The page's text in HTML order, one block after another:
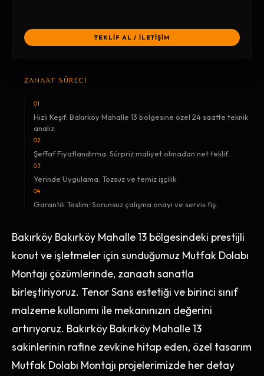
TEKLİF AL / İLETİŞİM
ZANAAT SÜRECİ
01
Hızlı Keşif: Bakırköy Mahalle 13 bölgesine özel 24 saatte teknik
analiz.
02
Şeffaf Fiyatlandırma: Sürpriz maliyet olmadan net teklif.
03
Yerinde Uygulama: Tozsuz ve temiz işçilik.
04
Garantili Teslim: Sorunsuz çalışma onayı ve servis fişi.
Bakırköy Bakırköy Mahalle 13 bölgesindeki prestijli
konut ve işletmeler için sunduğumuz Mutfak Dolabı
Montajı çözümlerinde, zanaatı sanatla
birleştiriyoruz. Tenor Sans estetiği ve birinci sınıf
malzeme kullanımı ile mekanınızın değerini
artırıyoruz. Bakırköy Bakırköy Mahalle 13
sakinlerinin rafine zevkine hitap eden, özel tasarım
Mutfak Dolabı Montajı projelerimizde her detay